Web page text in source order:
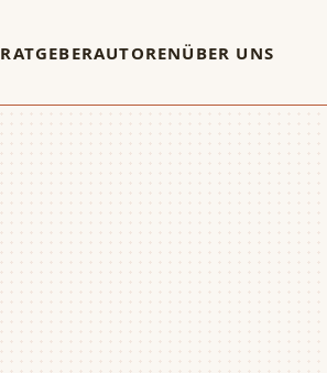
RATGEBERAUTORENÜBER UNS